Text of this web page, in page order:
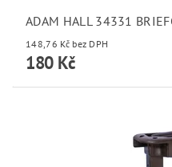
ADAM HALL 34331
148,76 Kč bez DPH
180 Kč